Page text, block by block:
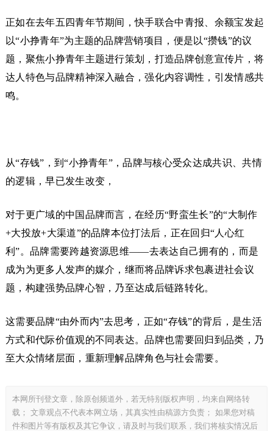
正如在去年五四青年节期间，快手联合中青报、余额宝发起
以“小挣青年”为主题的品牌营销项目，便是以“攒钱”的议
题，聚焦小挣青年主题进行策划，打造品牌创意宣传片，将
达人特色与品牌精神深入融合，强化内容调性，引发情感共
鸣。
从“存钱”，到“小挣青年”，品牌与核心受众达成共识、共情
的逻辑，早已发生改变，
对于更广域的中国品牌而言，在经历“野蛮生长”的“大制作
+大投放+大渠道”的品牌本位打法后，正在回归“人心红
利”。品牌需要跨越资源思维——去表达自己拥有的，而是
成为为更多人发声的媒介，继而将品牌诉求包裹进社会议
题，构建强势品牌心智，乃至达成后链路转化。
这需要品牌“由外而内”去思考，正如“存钱”的背后，是生活
方式和代际价值观的不同表达。品牌也需要回归到品类，乃
至大众情绪层面，重新理解品牌角色与社会需要。
本网所刊登文章，除原创频道外，若无特别版权声明，均来自网络转
载； 文章观点不代表本网立场，其真实性由稿源方负责； 如果您对稿
件和图片等有版权及其它争议，请及时与我们联系，我们将核实情况后